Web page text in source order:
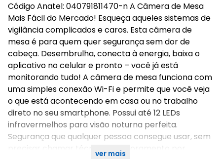
Código Anatel: 040791811470-n A Câmera de Mesa
Mais Fácil do Mercado! Esqueça aqueles sistemas de
vigilância complicados e caros. Esta câmera de
mesa é para quem quer segurança sem dor de
cabeça. Desembrulha, conecta à energia, baixa o
aplicativo no celular e pronto – você já está
monitorando tudo! A câmera de mesa funciona com
uma simples conexão Wi-Fi e permite que você veja
o que está acontecendo em casa ou no trabalho
direto no seu smartphone. Possui até 12 LEDs
infravermelhos para visão noturna perfeita.
Segurança que qualquer pessoa consegue usar, sem
precisar chamar técnico. Monitoramento por
ver mais